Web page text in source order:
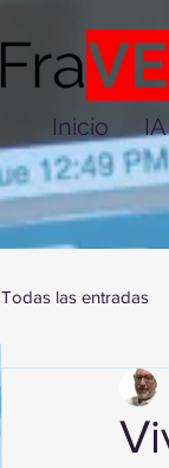
Inicio IA
Todas las entradas